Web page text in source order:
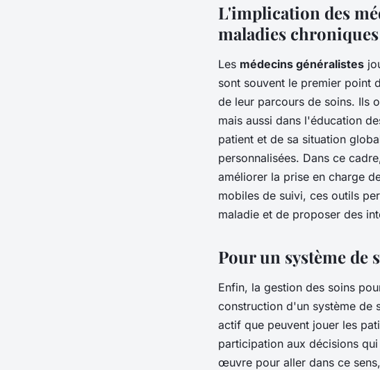
L'implication des
maladies chroniques
Les médecins généralistes
sont souvent le premier point
de leur parcours de soins. Ils
mais aussi dans l'éducation
patient et de sa situation
personnalisées. Dans ce
améliorer la prise en charge
mobiles de suivi, ces outils
maladie et de proposer des
Pour un système
Enfin, la gestion des soins
construction d'un système de
actif que peuvent jouer les
participation aux décisions
œuvre pour aller dans ce